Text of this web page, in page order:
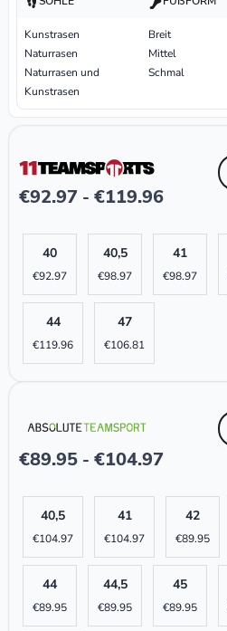
Kunstrasen
Naturrasen
Naturrasen und
Kunstrasen
Breit
Mittel
Schmal
€92.97 - €119.96
40
€92.97
40,5
€98.97
41
€98.97
44
€119.96
47
€106.81
€89.95 - €104.97
40,5
€104.97
41
€104.97
42
€89.95
44
€89.95
44,5
€89.95
45
€89.95